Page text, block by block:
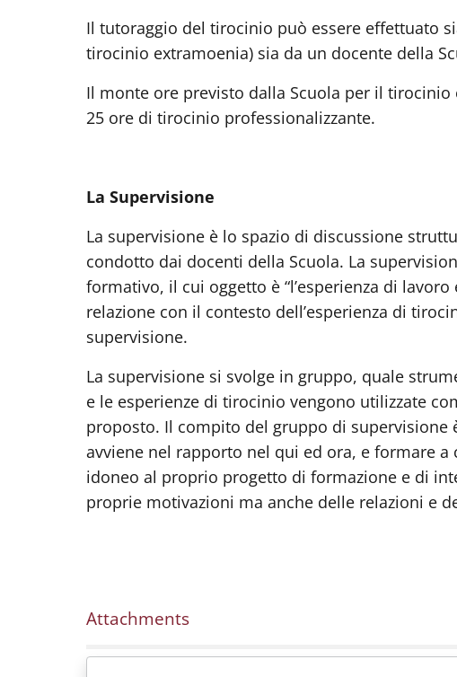
Il tutoraggio del tirocinio può essere effettuato
tirocinio extramoenia) sia da un docente della
Il monte ore previsto dalla Scuola per il tirocinio
25 ore di tirocinio professionalizzante.
La Supervisione
La supervisione è lo spazio di discussione
condotto dai docenti della Scuola. La
formativo, il cui oggetto è “l’esperienza di lavoro
relazione con il contesto dell’esperienza di
supervisione.
La supervisione si svolge in gruppo, quale
e le esperienze di tirocinio vengono utilizzate
proposto. Il compito del gruppo di supervisione
avviene nel rapporto nel qui ed ora, e formare
idoneo al proprio progetto di formazione e di
proprie motivazioni ma anche delle relazioni e
Attachments